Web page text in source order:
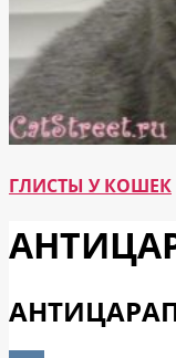
ГЛИСТЫ У КОШЕК